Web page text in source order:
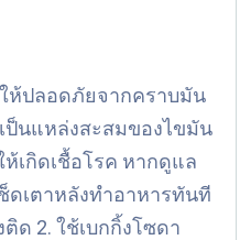
ห้ปลอดภัยจากคราบมัน
ป็นแหล่งสะสมของไขมัน
เกิดเชื้อโรค หากดูแล
ดเตาหลังทำอาหารทันที
ด 2. ใช้เบกกิ้งโซดา